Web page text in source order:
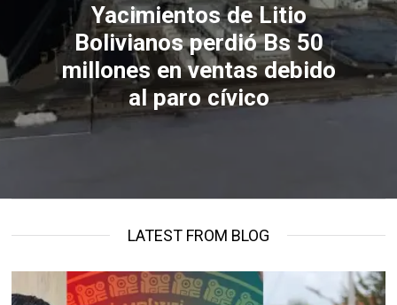
Yacimientos de Litio
Bolivianos perdió Bs 50
millones en ventas debido
al paro cívico
LATEST FROM BLOG